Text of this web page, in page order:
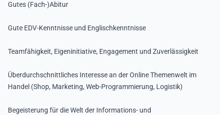
Gutes (Fach-)Abitur
Gute EDV-Kenntnisse und Englischkenntnisse
Teamfähigkeit, Eigeninitiative, Engagement und Zuverlässigkeit
Überdurchschnittliches Interesse an der Online Themenwelt im
Handel (Shop, Marketing, Web-Programmierung, Logistik)
Begeisterung für die Welt der Informations- und